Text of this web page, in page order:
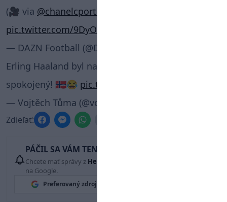
(🎥 via @chanelcporter
pic.twitter.com/9DyOC2V5VE
— DAZN Football (@DAZNFootball)
Erling Haaland byl na finále NHL naprosto
spokojený! 🇧🇻😂 pic.twitter.com/kW3Fjjpjwi
— Vojtěch Tůma (@vojtechtuma7)
Zdieľať:
PÁČIL SA VÁM TENTO ČLÁNOK?
Chcete mať správy z Hetrik.sk
na Google.
Preferovaný zdroj